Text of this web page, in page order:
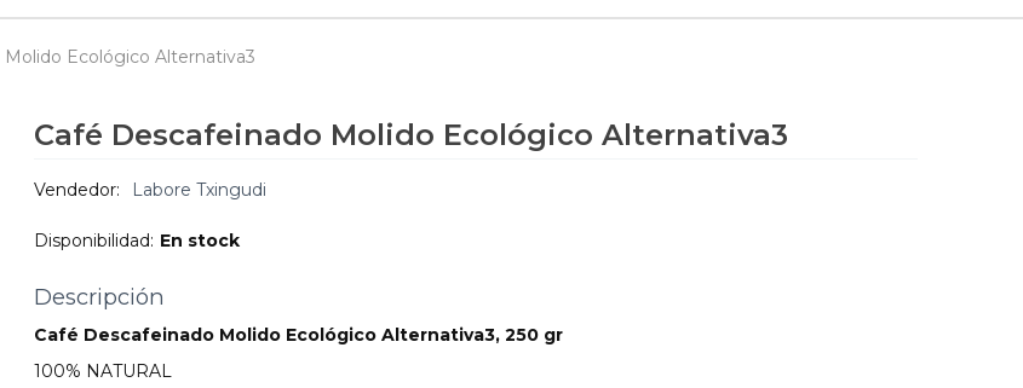
Ecológico Alternativa3
Café Descafeinado Molido Ecológico Alternativa3
Vendedor: Labore Txingudi
Disponibilidad: En stock
Descripción
Café Descafeinado Molido Ecológico Alternativa3, 250 gr
100% NATURAL